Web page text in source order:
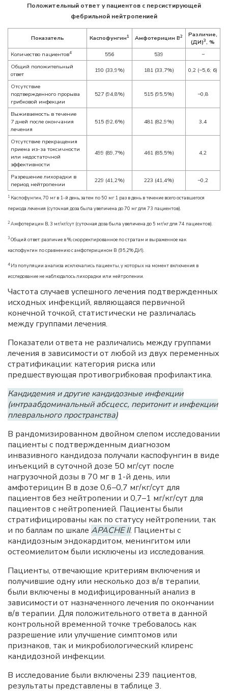
Положительный ответ у пациентов с персистирующей
фебрильной нейтропенией
Показатель Каспофунгин1 Амфотерицин B2
Различие,
(ДИ)3, %
Количество пациентов4 556 539
−
Общий положительный
ответ
190 (33,9%) 181 (33,7%) 0,2 (−5,6; 6)
Отсутствие
подтвержденного прорыва
грибковой инфекции
527 (94,8%) 515 (95,5%) −0,8
Выживаемость в течение
7 дней после окончания
лечения
515 (92,6%) 481 (82,9%) 3,4
Отсутствие прекращения
приема из-за токсичности
или недостаточной
эффективности
499 (89,7%) 461 (85,5%) 4,2
Разрешение лихорадки в
период нейтропении
229 (41,2%) 223 (41,4%) −0,2
1 Каспофунгин, 70 мг в 1-й день, затем по 50 мг 1 раз в день в течение всего оставшегося
периода лечения (суточная доза была увеличена до 70 мг для 73 пациентов).
2 Амфотерицин B, 3 мг/кг/сут (суточная доза была увеличена до 5 мг/кг для 74 пациентов).
3 Общий ответ: различие в %, скорректированное по стратам и выраженное как
каспофунгин по сравнению с амфотерицином B (95,2% ДИ).
4Из популяции анализа исключались пациенты, у которых на момент включения в
исследование не наблюдалось лихорадки или нейтропении.
Частота случаев успешного лечения подтвержденных
исходных инфекций, являющаяся первичной
конечной точкой, статистически не различалась
между группами лечения.
Показатели ответа не различались между группами
лечения в зависимости от любой из двух переменных
стратификации: категория риска или
предшествующая противогрибковая профилактика.
Кандидемия и другие кандидозные инфекции
(интраабдоминальный абсцесс, перитонит и инфекции
плеврального пространства)
В рандомизированном двойном слепом исследовании
пациенты с подтвержденным диагнозом
инвазивного кандидоза получали каспофунгин в виде
инъекций в суточной дозе 50 мг/сут после
нагрузочной дозы в 70 мг в 1-й день, или
амфотерицин B в дозе 0,6–0,7 мг/кг/сут для
пациентов без нейтропении и 0,7–1 мг/кг/сут для
пациентов с нейтропенией. Пациенты были
стратифицированы как по статусу нейтропении, так
и по баллам по шкале APACHE II. Пациенты с
кандидозным эндокардитом, менингитом или
остеомиелитом были исключены из исследования.
Пациенты, отвечающие критериям включения и
получившие одну или несколько доз в/в терапии,
были включены в модифицированный анализ в
зависимости от назначенного лечения по окончании
в/в терапии. Для положительного ответа в данной
контрольной временной точке требовалось как
разрешение или улучшение симптомов или
признаков, так и микробиологический клиренс
кандидозной инфекции.
В исследование были включены 239 пациентов,
результаты представлены в таблице 3.